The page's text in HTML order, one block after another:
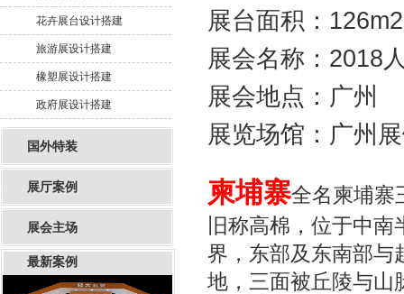
花卉展台设计搭建
旅游展设计搭建
橡塑展设计搭建
政府展设计搭建
国外特装
展厅案例
展会主场
最新案例
展台面积：126m2
展会名称：2018
展会地点：广州
展览场馆：广州
柬埔寨全名柬埔寨
旧称高棉，位于中
界，东部及东南部与
地，三面被丘陵与山